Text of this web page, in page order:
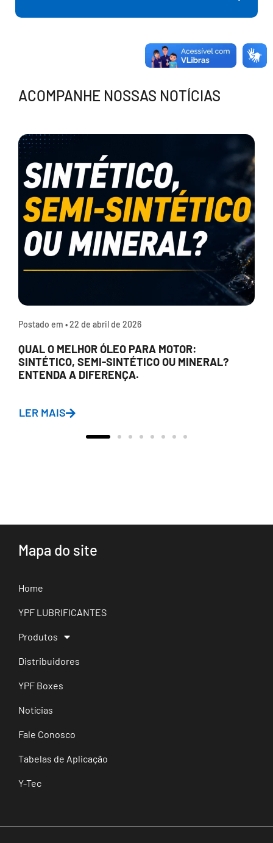
ACOMPANHE NOSSAS NOTÍCIAS
Postado em •22 de abril de 2026
QUAL O MELHOR ÓLEO PARA MOTOR:
SINTÉTICO, SEMI-SINTÉTICO OU MINERAL?
ENTENDA A DIFERENÇA.
LER MAIS
Mapa do site
Home
YPF LUBRIFICANTES
Produtos
Distribuidores
YPF Boxes
Notícias
Fale Conosco
Tabelas de Aplicação
Y-Tec